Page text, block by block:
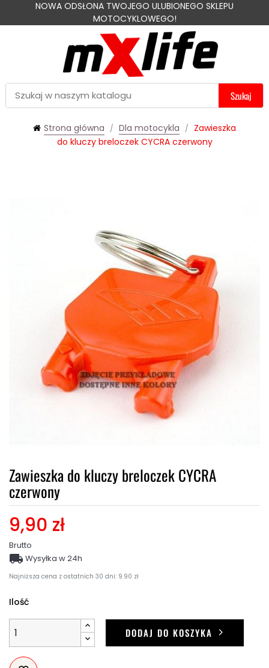
NOWA ODSŁONA TWOJEGO ULUBIONEGO SKLEPU
MOTOCYKLOWEGO!
Szukaj
Strona główna Dla motocykla
Zawieszka
do kluczy breloczek CYCRA czerwony
Zawieszka do kluczy breloczek CYCRA
czerwony
9,90 zł
Brutto
Najniższa cena z ostatnich 30 dni: 9.90 zł
 Wysyłka w 24h
Ilość
DODAJ DO KOSZYKA